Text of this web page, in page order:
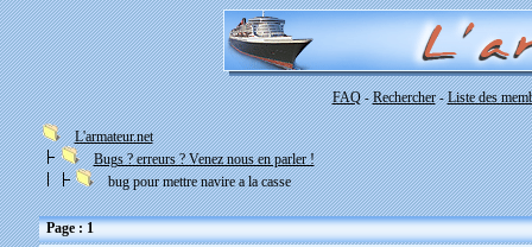
FAQ-Rechercher-Liste des
L'armateur.net
Bugs ? erreurs ? Venez nous en parler !
bug pour mettre navire a la casse
Page : 1